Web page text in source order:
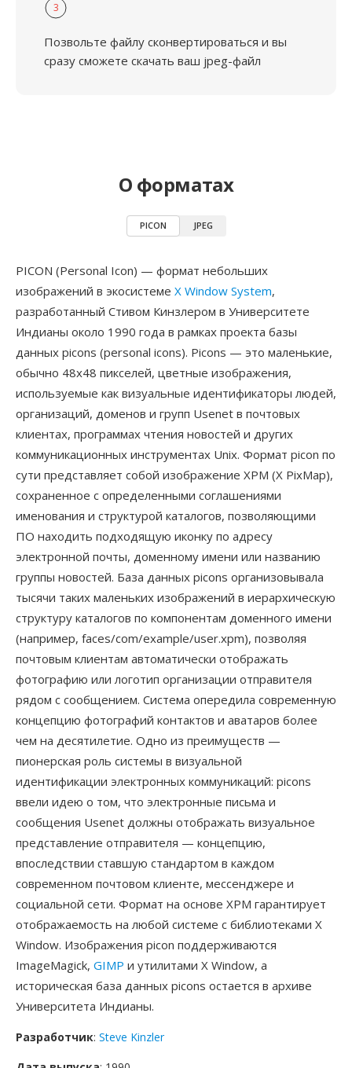
3
Позвольте файлу сконвертироваться и вы
сразу сможете скачать ваш jpeg-файл
О форматах
PICON JPEG
PICON (Personal Icon) — формат небольших
изображений в экосистеме X Window System,
разработанный Стивом Кинзлером в Университете
Индианы около 1990 года в рамках проекта базы
данных picons (personal icons). Picons — это маленькие,
обычно 48x48 пикселей, цветные изображения,
используемые как визуальные идентификаторы людей,
организаций, доменов и групп Usenet в почтовых
клиентах, программах чтения новостей и других
коммуникационных инструментах Unix. Формат picon по
сути представляет собой изображение XPM (X PixMap),
сохраненное с определенными соглашениями
именования и структурой каталогов, позволяющими
ПО находить подходящую иконку по адресу
электронной почты, доменному имени или названию
группы новостей. База данных picons организовывала
тысячи таких маленьких изображений в иерархическую
структуру каталогов по компонентам доменного имени
(например, faces/com/example/user.xpm), позволяя
почтовым клиентам автоматически отображать
фотографию или логотип организации отправителя
рядом с сообщением. Система опередила современную
концепцию фотографий контактов и аватаров более
чем на десятилетие. Одно из преимуществ —
пионерская роль системы в визуальной
идентификации электронных коммуникаций: picons
ввели идею о том, что электронные письма и
сообщения Usenet должны отображать визуальное
представление отправителя — концепцию,
впоследствии ставшую стандартом в каждом
современном почтовом клиенте, мессенджере и
социальной сети. Формат на основе XPM гарантирует
отображаемость на любой системе с библиотеками X
Window. Изображения picon поддерживаются
ImageMagick, GIMP и утилитами X Window, а
историческая база данных picons остается в архиве
Университета Индианы.
Разработчик: Steve Kinzler